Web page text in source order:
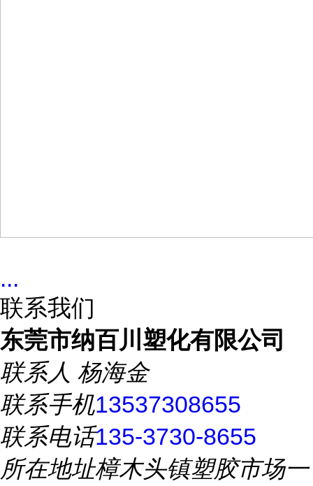
...
联系我们
东莞市纳百川塑化有限公司
联系人 杨海金
联系手机13537308655
联系电话135-3730-8655
所在地址樟木头镇塑胶市场一